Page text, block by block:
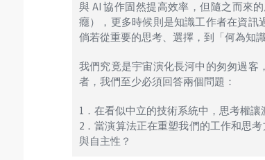
與 AI 協作固然提高效率，但隨之而來
癮），更多時候則是知識工作者在資訊
倘若從重要的思考、選擇，到「何為知
我們究竟是宇宙演化長河中的匆匆過客
者，我們至少必須回答兩個問題：
1．在看似中立的技術系統中，思考權
2．當演算法正在重塑我們的工作和思
與自主性？